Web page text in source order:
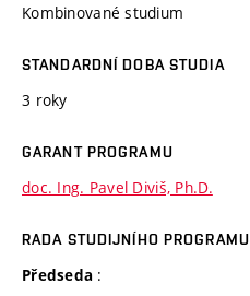
Kombinované studium
STANDARDNÍ DOBA STUDIA
3 roky
GARANT PROGRAMU
doc. Ing. Pavel Diviš, Ph.D.
RADA STUDIJNÍHO PROGRAMU
Předseda :